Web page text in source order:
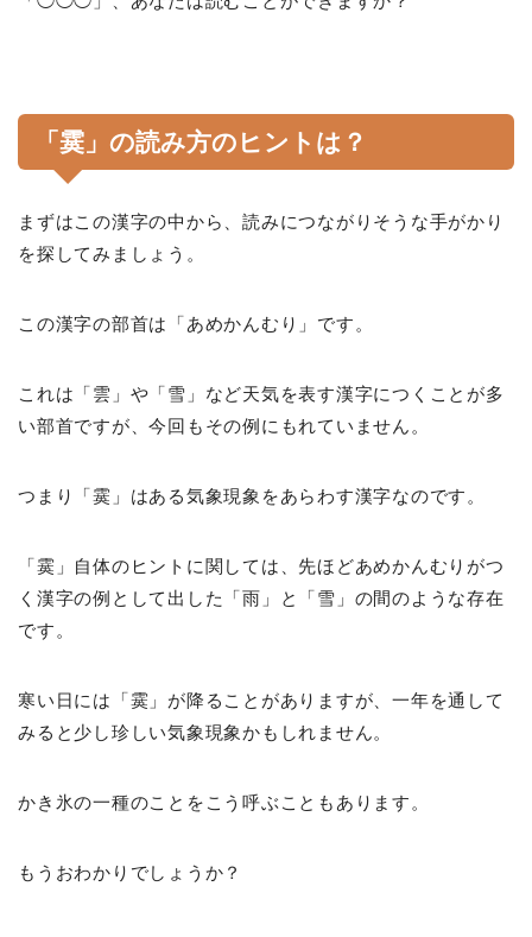
「霙」の読み方のヒントは？
まずはこの漢字の中から、読みにつながりそうな手がかり
を探してみましょう。
この漢字の部首は「あめかんむり」です。
これは「雲」や「雪」など天気を表す漢字につくことが多
い部首ですが、今回もその例にもれていません。
つまり「霙」はある気象現象をあらわす漢字なのです。
「霙」自体のヒントに関しては、先ほどあめかんむりがつ
く漢字の例として出した「雨」と「雪」の間のような存在
です。
寒い日には「霙」が降ることがありますが、一年を通して
みると少し珍しい気象現象かもしれません。
かき氷の一種のことをこう呼ぶこともあります。
もうおわかりでしょうか？